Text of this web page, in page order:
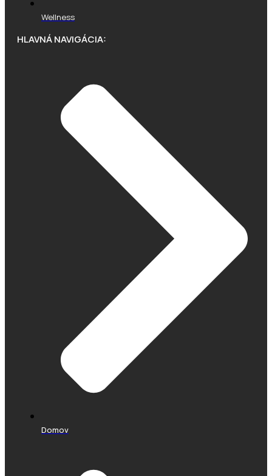
Wellness
HLAVNÁ NAVIGÁCIA:
Domov